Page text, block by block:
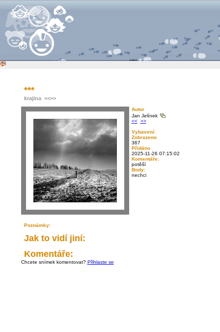
***
krajina <<>>
Autor
Jan Jelínek
<< >>
Vybavení:
Zobrazeno
367
Přidáno
2025-11-26 07:15:02
Komentáře:
potěší
Body:
nechci
Poznámky:
Jak to vidí jiní:
Komentáře:
Chcete snímek komentovat? Přihlaste se